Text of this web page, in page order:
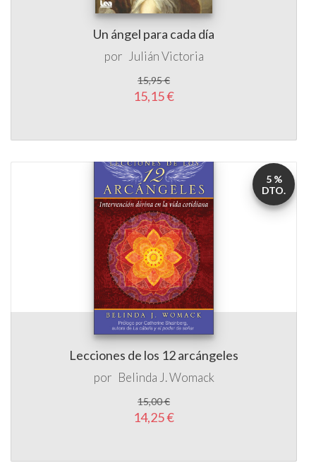
Un ángel para cada día
por Julián Victoria
15,95 €
15,15 €
Lecciones de los 12 arcángeles
por Belinda J. Womack
15,00 €
14,25 €
5 %
DTO.